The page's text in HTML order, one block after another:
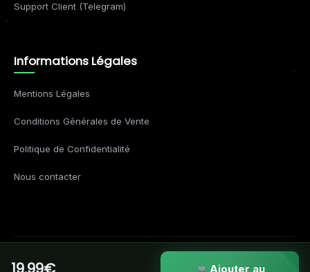
Ajouter au
Support Client (Telegram)
Informations Légales
Mentions Légales
Conditions Générales de Vente
Politique de Confidentialité
Nous contacter
© 2026 Formations Business. Tous droits réservés.